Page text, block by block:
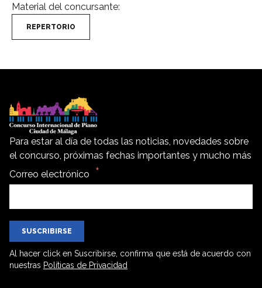
Material del concursante:
REPERTORIO
Para estar al día de todas las noticias, novedades sobre
el concurso, próximas fechas importantes y mucho más
Correo electrónico
SUSCRIBIRSE
Al hacer click en Suscribirse, confirma que está de acuerdo con
nuestras Políticas de Privacidad